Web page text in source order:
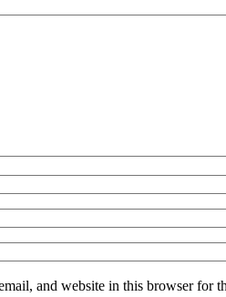
and website in this browser for